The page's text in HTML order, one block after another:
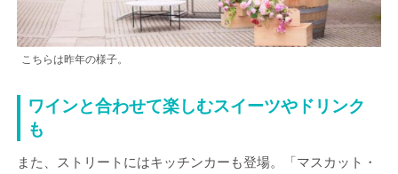
こちらは昨年の様子。
ワインと合わせて楽しむスイーツやドリンク
も
また、ストリートにはキッチンカーも登場。「マスカット・